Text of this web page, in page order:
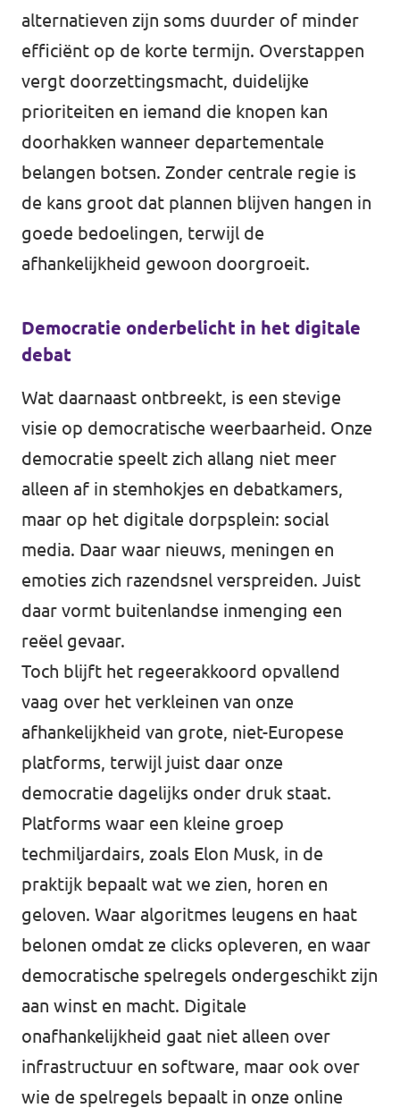
alternatieven zijn soms duurder of minder
efficiënt op de korte termijn. Overstappen
vergt doorzettingsmacht, duidelijke
prioriteiten en iemand die knopen kan
doorhakken wanneer departementale
belangen botsen. Zonder centrale regie is
de kans groot dat plannen blijven hangen in
goede bedoelingen, terwijl de
afhankelijkheid gewoon doorgroeit.
Democratie onderbelicht in het digitale
debat
Wat daarnaast ontbreekt, is een stevige
visie op democratische weerbaarheid. Onze
democratie speelt zich allang niet meer
alleen af in stemhokjes en debatkamers,
maar op het digitale dorpsplein: social
media. Daar waar nieuws, meningen en
emoties zich razendsnel verspreiden. Juist
daar vormt buitenlandse inmenging een
reëel gevaar.
Toch blijft het regeerakkoord opvallend
vaag over het verkleinen van onze
afhankelijkheid van grote, niet-Europese
platforms, terwijl juist daar onze
democratie dagelijks onder druk staat.
Platforms waar een kleine groep
techmiljardairs, zoals Elon Musk, in de
praktijk bepaalt wat we zien, horen en
geloven. Waar algoritmes leugens en haat
belonen omdat ze clicks opleveren, en waar
democratische spelregels ondergeschikt zijn
aan winst en macht. Digitale
onafhankelijkheid gaat niet alleen over
infrastructuur en software, maar ook over
wie de spelregels bepaalt in onze online